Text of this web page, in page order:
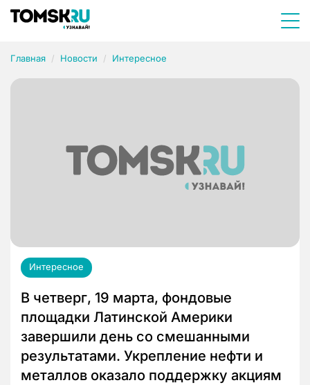
Главная Новости Интересное
Интересное
В четверг, 19 марта, фондовые
площадки Латинской Америки
завершили день со смешанными
результатами. Укрепление нефти и
металлов оказало поддержку акциям